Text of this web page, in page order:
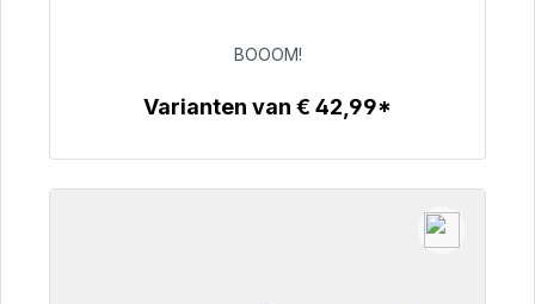
€ 53,49
BOOOM!
Varianten van € 42,99*